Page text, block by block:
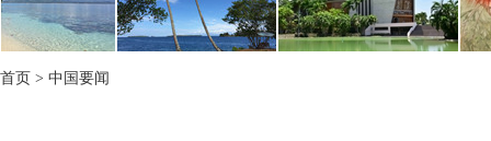
首页 > 中国要闻